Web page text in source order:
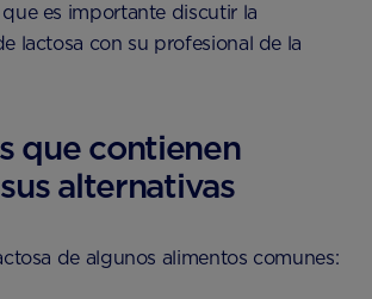
es importante discutir la
lactosa con su profesional de la
que contienen
alternativas
de algunos alimentos comunes: